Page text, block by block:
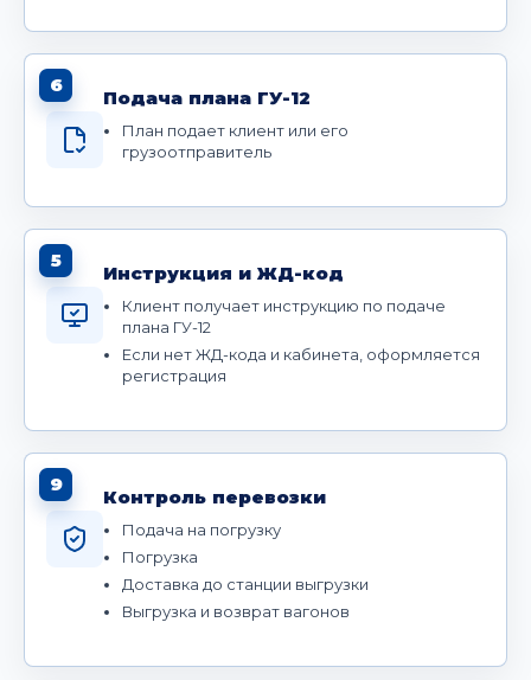
6
Подача плана ГУ-12
План подает клиент или его
грузоотправитель
5
Инструкция и ЖД-код
Клиент получает инструкцию по подаче
плана ГУ-12
Если нет ЖД-кода и кабинета, оформляется
регистрация
9
Контроль перевозки
Подача на погрузку
Погрузка
Доставка до станции выгрузки
Выгрузка и возврат вагонов